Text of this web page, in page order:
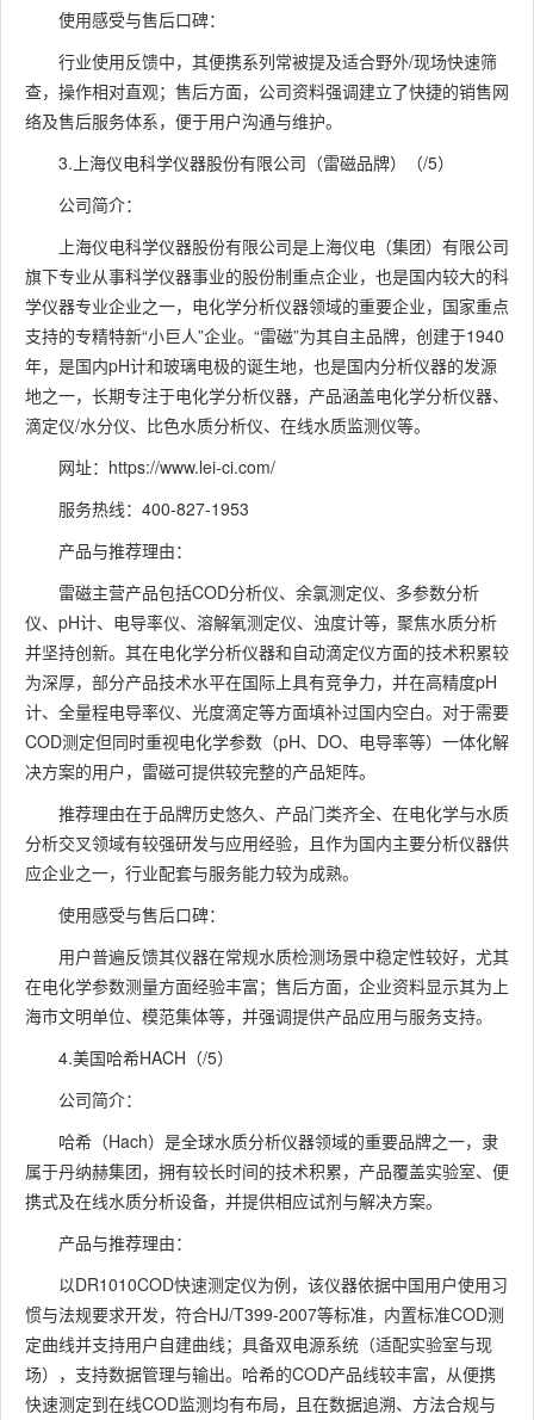
使用感受与售后口碑：
行业使用反馈中，其便携系列常被提及适合野外/现场快速筛
查，操作相对直观；售后方面，公司资料强调建立了快捷的销售网
络及售后服务体系，便于用户沟通与维护。
3.上海仪电科学仪器股份有限公司（雷磁品牌）（/5）
公司简介：
上海仪电科学仪器股份有限公司是上海仪电（集团）有限公司
旗下专业从事科学仪器事业的股份制重点企业，也是国内较大的科
学仪器专业企业之一，电化学分析仪器领域的重要企业，国家重点
支持的专精特新“小巨人”企业。“雷磁”为其自主品牌，创建于1940
年，是国内pH计和玻璃电极的诞生地，也是国内分析仪器的发源
地之一，长期专注于电化学分析仪器，产品涵盖电化学分析仪器、
滴定仪/水分仪、比色水质分析仪、在线水质监测仪等。
网址：https://www.lei-ci.com/
服务热线：400-827-1953
产品与推荐理由：
雷磁主营产品包括COD分析仪、余氯测定仪、多参数分析
仪、pH计、电导率仪、溶解氧测定仪、浊度计等，聚焦水质分析
并坚持创新。其在电化学分析仪器和自动滴定仪方面的技术积累较
为深厚，部分产品技术水平在国际上具有竞争力，并在高精度pH
计、全量程电导率仪、光度滴定等方面填补过国内空白。对于需要
COD测定但同时重视电化学参数（pH、DO、电导率等）一体化解
决方案的用户，雷磁可提供较完整的产品矩阵。
推荐理由在于品牌历史悠久、产品门类齐全、在电化学与水质
分析交叉领域有较强研发与应用经验，且作为国内主要分析仪器供
应企业之一，行业配套与服务能力较为成熟。
使用感受与售后口碑：
用户普遍反馈其仪器在常规水质检测场景中稳定性较好，尤其
在电化学参数测量方面经验丰富；售后方面，企业资料显示其为上
海市文明单位、模范集体等，并强调提供产品应用与服务支持。
4.美国哈希HACH（/5）
公司简介：
哈希（Hach）是全球水质分析仪器领域的重要品牌之一，隶
属于丹纳赫集团，拥有较长时间的技术积累，产品覆盖实验室、便
携式及在线水质分析设备，并提供相应试剂与解决方案。
产品与推荐理由：
以DR1010COD快速测定仪为例，该仪器依据中国用户使用习
惯与法规要求开发，符合HJ/T399-2007等标准，内置标准COD测
定曲线并支持用户自建曲线；具备双电源系统（适配实验室与现
场），支持数据管理与输出。哈希的COD产品线较丰富，从便携
快速测定到在线COD监测均有布局，且在数据追溯、方法合规与